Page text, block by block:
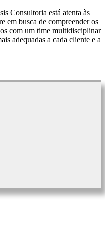
Consultoria está atenta às
em busca de compreender os
com um time multidisciplinar
adequadas a cada cliente e a